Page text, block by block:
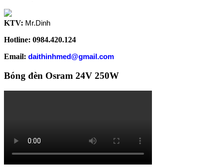
KTV: Mr.Dinh
Hotline: 0984.420.124
Email: daithinhmed@gmail.com
Bóng đèn Osram 24V 250W